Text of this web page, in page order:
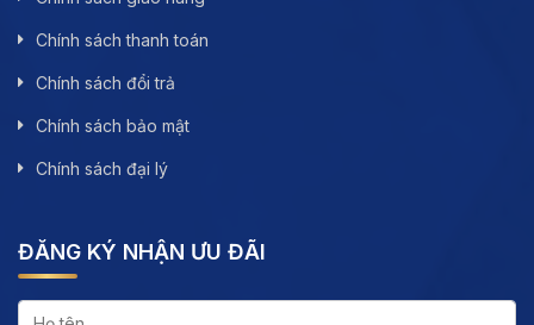
Chính sách thanh toán
Chính sách đổi trả
Chính sách bảo mật
Chính sách đại lý
ĐĂNG KÝ NHẬN ƯU ĐÃI